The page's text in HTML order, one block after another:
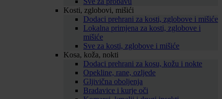
Kosti, zglobovi, mišići
Dodaci prehrani za kosti, zglobove i mišiće
Lokalna primjena za kosti, zglobove i
mišiće
Sve za kosti, zglobove i mišiće
Kosa, koža, nokti
Dodaci prehrani za kosu, kožu i nokte
Opekline, rane, ozljede
Gljivična oboljenja
Bradavice i kurje oči